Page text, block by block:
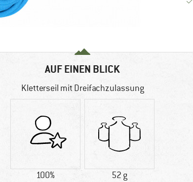
AUF EINEN BLICK
Kletterseil mit Dreifachzulassung
100%
52 g